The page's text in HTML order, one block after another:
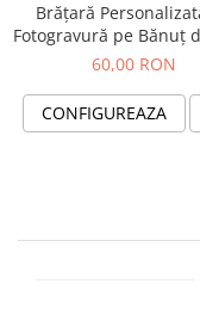
Brățară
Fotogravură pe Bănuț
Argintiu 304 – Cristale
60,00 RON
CONFIGUREAZA